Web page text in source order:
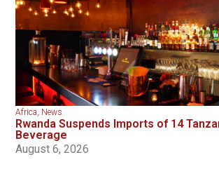
Africa News
Rwanda Suspends Imports of 14
Beverage
August 6, 2026